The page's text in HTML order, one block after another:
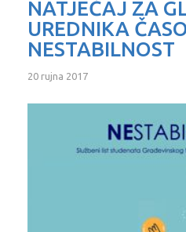
NATJEČAJ ZA
UREDNIKA
NESTABILNOST
20 rujna 2017